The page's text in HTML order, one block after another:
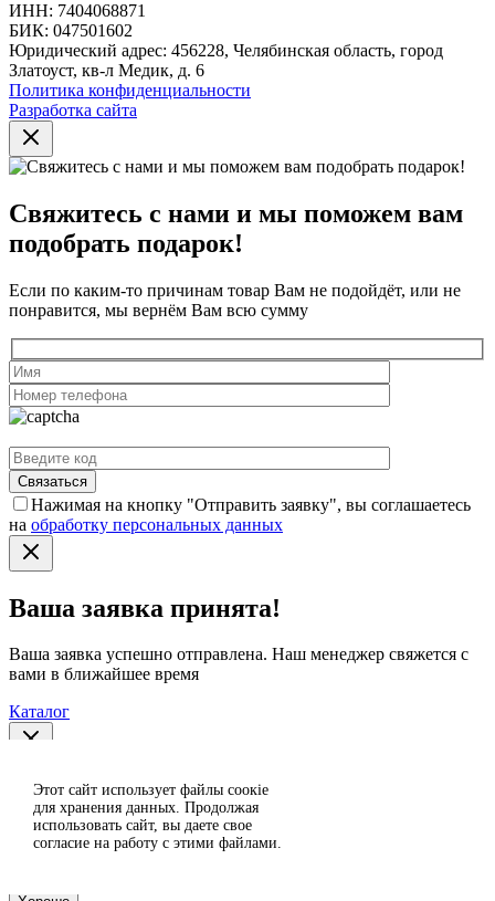
ИНН: 7404068871
БИК: 047501602
Юридический адрес: 456228, Челябинская область, город
Златоуст, кв-л Медик, д. 6
Политика конфиденциальности
Разработка сайта
Свяжитесь с нами и мы поможем вам
подобрать подарок!
Если по каким-то причинам товар Вам не подойдёт, или не
понравится, мы вернём Вам всю сумму
Нажимая на кнопку "Отправить заявку", вы соглашаетесь
на обработку персональных данных
Ваша заявка принята!
Ваша заявка успешно отправлена. Наш менеджер свяжется с
вами в ближайшее время
Каталог
Спасибо за отзыв!
Ваш отзыв отправлен на модерацию и появится на сайте
Этот сайт использует файлы сoокіе
для хранения данных. Продолжая
использовать сайт, вы даете свое
согласие на работу с этими файлами.